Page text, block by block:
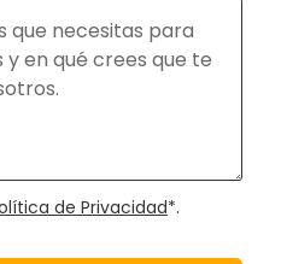
de Privacidad*.